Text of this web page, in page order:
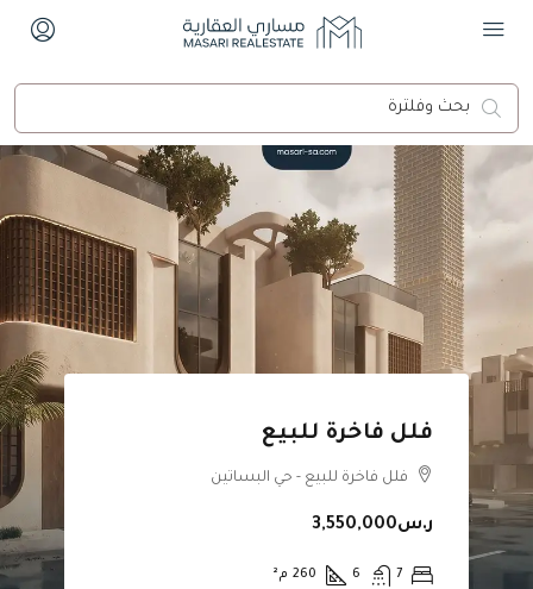
فلل فاخرة للبيع
فلل فاخرة للبيع - حي البساتين
ر.س3,550,000
7
6
260 م²